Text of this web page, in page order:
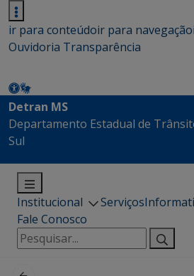
ir para conteúdoir para navegação
Ouvidoria Transparência
Detran MS
Departamento Estadual de
Sul
Institucional Serviços
Fale Conosco
Pesquisar
por: